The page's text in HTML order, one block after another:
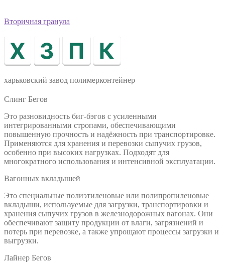
Вторичная гранула
харьковский завод полимерконтейнер
Слинг Бегов
Это разновидность биг-бэгов с усиленными
интегрированными стропами, обеспечивающими
повышенную прочность и надёжность при транспортировке.
Применяются для хранения и перевозки сыпучих грузов,
особенно при высоких нагрузках. Подходят для
многократного использования и интенсивной эксплуатации.
Вагонных вкладышей
Это специальные полиэтиленовые или полипропиленовые
вкладыши, используемые для загрузки, транспортировки и
хранения сыпучих грузов в железнодорожных вагонах. Они
обеспечивают защиту продукции от влаги, загрязнений и
потерь при перевозке, а также упрощают процессы загрузки и
выгрузки.
Лайнер Бегов